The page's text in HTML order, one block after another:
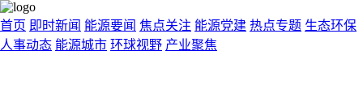
首页 即时新闻 能源要闻 焦点关注 能源党建 热点专题 生态环保
人事动态 能源城市 环球视野 产业聚焦